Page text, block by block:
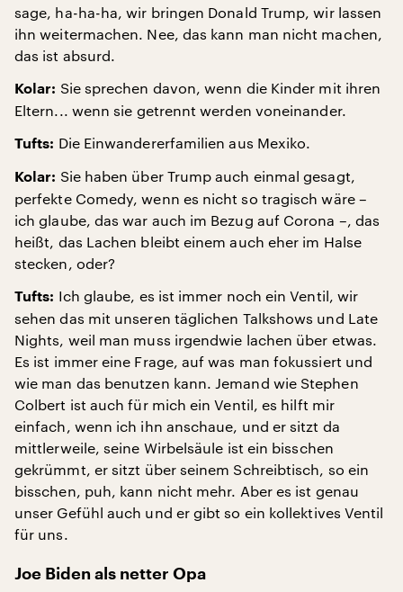
sage, ha-ha-ha, wir bringen Donald Trump, wir lassen
ihn weitermachen. Nee, das kann man nicht machen,
das ist absurd.
Kolar: Sie sprechen davon, wenn die Kinder mit ihren
Eltern... wenn sie getrennt werden voneinander.
Tufts: Die Einwandererfamilien aus Mexiko.
Kolar: Sie haben über Trump auch einmal gesagt,
perfekte Comedy, wenn es nicht so tragisch wäre –
ich glaube, das war auch im Bezug auf Corona –, das
heißt, das Lachen bleibt einem auch eher im Halse
stecken, oder?
Tufts: Ich glaube, es ist immer noch ein Ventil, wir
sehen das mit unseren täglichen Talkshows und Late
Nights, weil man muss irgendwie lachen über etwas.
Es ist immer eine Frage, auf was man fokussiert und
wie man das benutzen kann. Jemand wie Stephen
Colbert ist auch für mich ein Ventil, es hilft mir
einfach, wenn ich ihn anschaue, und er sitzt da
mittlerweile, seine Wirbelsäule ist ein bisschen
gekrümmt, er sitzt über seinem Schreibtisch, so ein
bisschen, puh, kann nicht mehr. Aber es ist genau
unser Gefühl auch und er gibt so ein kollektives Ventil
für uns.
Joe Biden als netter Opa